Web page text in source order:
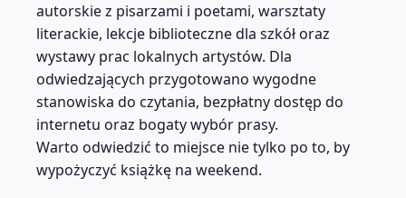
autorskie z pisarzami i poetami, warsztaty
literackie, lekcje biblioteczne dla szkół oraz
wystawy prac lokalnych artystów. Dla
odwiedzających przygotowano wygodne
stanowiska do czytania, bezpłatny dostęp do
internetu oraz bogaty wybór prasy.
Warto odwiedzić to miejsce nie tylko po to, by
wypożyczyć książkę na weekend.